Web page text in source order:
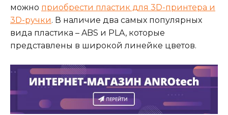
можно приобрести пластик для 3D-принтера и
3D-ручки. В наличие два самых популярных
вида пластика – ABS и PLA, которые
представлены в широкой линейке цветов.